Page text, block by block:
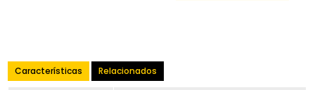
Características Relacionados